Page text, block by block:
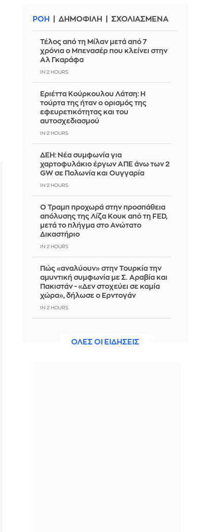
ΡΟΗ ΔΗΜΟΦΙΛΗ ΣΧΟΛΙΑΣΜΕΝΑ
Τέλος από τη Μίλαν μετά από 7
χρόνια ο Μπενασέρ που κλείνει στην
Αλ Γκαράφα
IN 2 HOURS
Εριέττα Κούρκουλου Λάτση: Η
τούρτα της ήταν ο ορισμός της
εφευρετικότητας και του
αυτοσχεδιασμού
IN 2 HOURS
ΔΕΗ: Νέα συμφωνία για
χαρτοφυλάκιο έργων ΑΠΕ άνω των 2
GW σε Πολωνία και Ουγγαρία
IN 2 HOURS
Ο Τραμπ προχωρά στην προσπάθεια
απόλυσης της Λίζα Κουκ από τη FED,
μετά το πλήγμα στο Ανώτατο
Δικαστήριο
IN 2 HOURS
Πώς «αναλύουν» στην Τουρκία την
αμυντική συμφωνία με Σ. Αραβία και
Πακιστάν - «Δεν στοχεύει σε καμία
χώρα», δήλωσε ο Ερντογάν
IN 2 HOURS
από τις ΗΠΑ: Σιωπηλά τρίγωνα,
ΟΛΕΣ ΟΙ ΕΙΔΗΣΕΙΣ